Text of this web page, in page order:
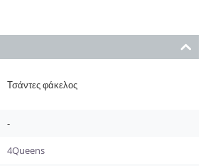
Τσάντες φάκελος
-
4Queens